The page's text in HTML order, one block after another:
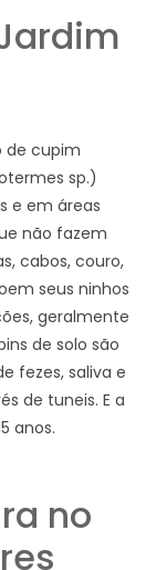
de cupim
sp.)
e em áreas
não fazem
cabos, couro,
seus ninhos
geralmente
de solo são
fezes, saliva e
de tuneis. E a
anos.
no